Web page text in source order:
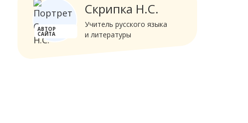
АВТОР
САЙТА
Скрипка Н.С.
Учитель русского языка
и литературы